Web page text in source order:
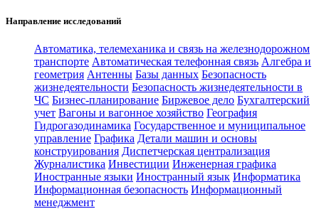
Направление исследований
Автоматика, телемеханика и связь на железнодорожном
транспорте Автоматическая телефонная связь Алгебра и
геометрия Антенны Базы данных Безопасность
жизнедеятельности Безопасность жизнедеятельности в
ЧС Бизнес-планирование Биржевое дело Бухгалтерский
учет Вагоны и вагонное хозяйство География
Гидрогазодинамика Государственное и муниципальное
управление Графика Детали машин и основы
конструирования Диспетчерская централизация
Журналистика Инвестиции Инженерная графика
Иностранные языки Иностранный язык Информатика
Информационная безопасность Информационный
менеджмент